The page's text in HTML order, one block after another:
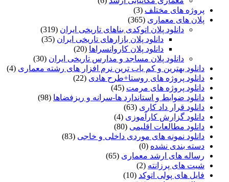
پروژه های مختلف (3)
پلان های معماری (365)
دانلود پلان اتوکدی بناهای تاریخی ایران (319)
دانلود پلان بازارهای تاریخی ایران (35)
دانلود پلان کاروانسراها (20)
دانلود پلان مساجد و مدارس تاریخی ایران (30)
دانلود بهترین و کم یاب ترین نرم افزار های رشته معماری (4)
دانلود پروژه های روستا+طرح هادی (22)
دانلود پروژه های مرمت (45)
دانلود ضوابط و استاندارد ها-سرانه و ریزفضاها (98)
دانلود قرار داد کاری (63)
دانلود گزارش کارآموزی (4)
دانلود مطالعات اقلیمی (80)
دانلود نمونه های موردی داخلی و خاجی (83)
دسته بندی نشده (0)
رساله های ارشد معماری (65)
شیت های پرزانته (2)
فایل های پولی اتوکد (10)